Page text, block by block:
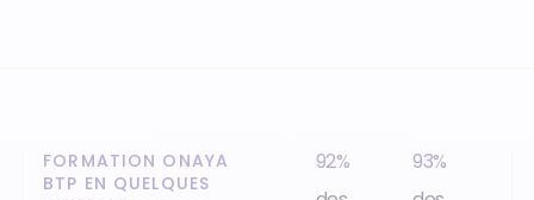
FORMATION ONAYA
BTP EN QUELQUES
92%
93%